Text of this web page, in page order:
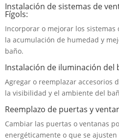
Instalación de sistemas de
Fígols:
Incorporar o mejorar los
la acumulación de humedad y
baño.
Instalación de iluminación del
Agregar o reemplazar accesorios
la visibilidad y el ambiente del
Reemplazo de puertas y
Cambiar las puertas o ventanas
energéticamente o que se